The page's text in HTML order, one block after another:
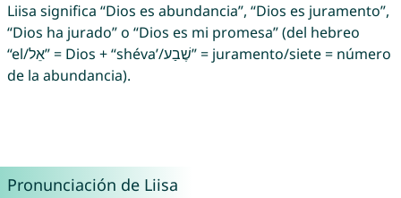
Liisa significa “Dios es abundancia”, “Dios es juramento”,
“Dios ha jurado” o “Dios es mi promesa” (del hebreo
“el/אֵל” = Dios + “shéva’/שֶׁבַע” = juramento/siete = número
de la abundancia).
Pronunciación de Liisa